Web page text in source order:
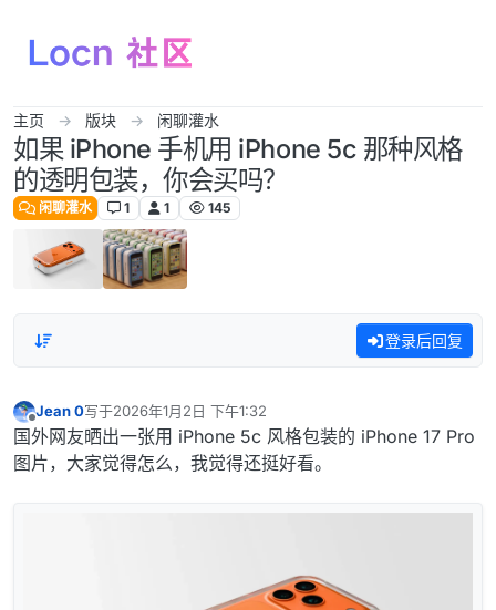
主页 版块 闲聊灌水
如果 iPhone 手机用 iPhone 5c 那种风格
的透明包装，你会买吗？
闲聊灌水 1 1 145
登录后回复
离线
Jean 0写于2026年1月2日 下午1:32
最后由 编辑
国外网友晒出一张用 iPhone 5c 风格包装的 iPhone 17 Pro
图片，大家觉得怎么，我觉得还挺好看。